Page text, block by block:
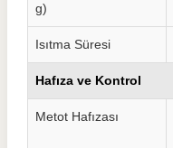
g)
Isıtma Süresi
Hafıza ve Kontrol
Metot Hafızası